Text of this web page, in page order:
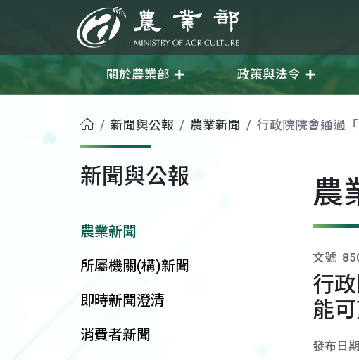
農業部
關於農業部 政策與法令
首頁新聞與公報 農業新聞 行政院院會通過
新聞與公報
農業新聞
所屬機關(構)新聞
即時新聞澄清
消費者新聞
農
文號
行
能
發布日